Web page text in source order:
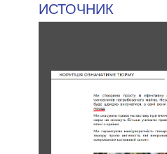
ИСТОЧНИК